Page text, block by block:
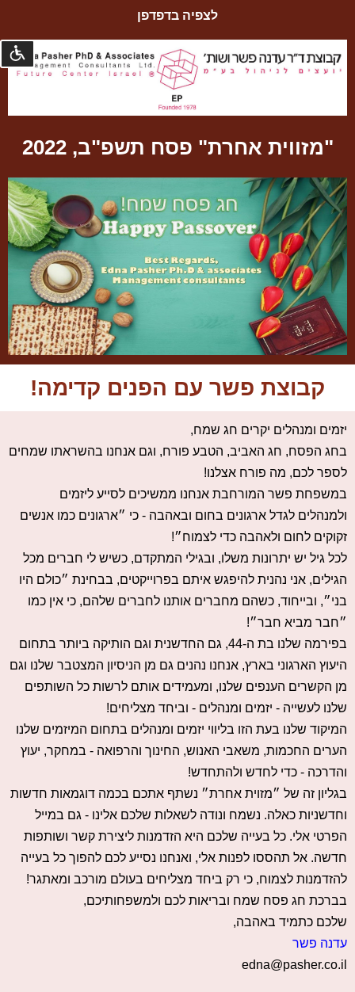
לצפיה בדפדפן
"מזווית אחרת" פסח תשפ"ב, 2022
קבוצת פשר עם הפנים קדימה!
​יזמים ומנהלים יקרים חג שמח,
בחג הפסח, חג האביב, הטבע פורח, וגם אנחנו בהשראתו שמחים
לספר לכם, מה פורח אצלנו!
במשפחת פשר המורחבת אנחנו ממשיכים לסייע ליזמים
ולמנהלים לגדל ארגונים בחום ובאהבה - כי ״ארגונים כמו אנשים
זקוקים לחום ולאהבה כדי לצמוח״!
לכל גיל יש יתרונות משלו, ובגילי המתקדם, כשיש לי חברים מכל
הגילים, אני נהנית להיפגש איתם בפרוייקטים, בבחינת ״כולם היו
בני״, ובייחוד, כשהם מחברים אותנו לחברים שלהם, כי אין כמו
״חבר מביא חבר״!
בפירמה שלנו בת ה-44, גם החדשנית וגם הותיקה ביותר בתחום
היעוץ הארגוני בארץ, אנחנו נהנים גם מן הניסיון המצטבר שלנו וגם
מן הקשרים הענפים שלנו, ומעמידים אותם לרשות כל השותפים
שלנו לעשייה - יזמים ומנהלים - וביחד מצליחים!
המיקוד שלנו בעת הזו בליווי יזמים ומנהלים בתחום המיזמים שלנו
הערים החכמות, משאבי האנוש, החינוך והרפואה - במחקר, יעוץ
והדרכה - כדי לחדש ולהתחדש!
בגליון זה של ״מזוית אחרת״ נשתף אתכם בכמה דוגמאות חדשות
וחדשניות כאלה. נשמח ונודה לשאלות שלכם אלינו - גם במייל
הפרטי אלי. כל בעייה שלכם היא הזדמנות ליצירת קשר ושותפות
חדשה. אל תהססו לפנות אלי, ואנחנו נסייע לכם להפוך כל בעייה
להזדמנות לצמוח, כי רק ביחד מצליחים בעולם מורכב ומאתגר!
בברכת חג פסח שמח ובריאות לכם ולמשפחותיכם,
שלכם כתמיד באהבה,
עדנה פשר
edna@pasher.co.il
מערכות